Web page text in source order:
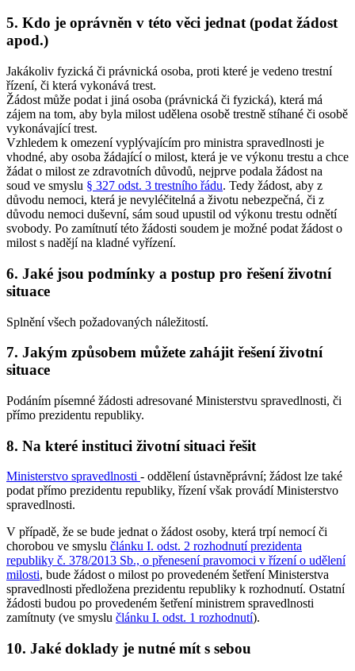
5. Kdo je oprávněn v této věci jednat (podat žádost
apod.)
Jakákoliv fyzická či právnická osoba, proti které je vedeno trestní
řízení, či která vykonává trest.
Žádost může podat i jiná osoba (právnická či fyzická), která má
zájem na tom, aby byla milost udělena osobě trestně stíhané či osobě
vykonávající trest.
Vzhledem k omezení vyplývajícím pro ministra spravedlnosti je
vhodné, aby osoba žádající o milost, která je ve výkonu trestu a chce
žádat o milost ze zdravotních důvodů, nejprve podala žádost na
soud ve smyslu § 327 odst. 3 trestního řádu. Tedy žádost, aby z
důvodu nemoci, která je nevyléčitelná a životu nebezpečná, či z
důvodu nemoci duševní, sám soud upustil od výkonu trestu odnětí
svobody. Po zamítnutí této žádosti soudem je možné podat žádost o
milost s nadějí na kladné vyřízení.
6. Jaké jsou podmínky a postup pro řešení životní
situace
Splnění všech požadovaných náležitostí.
7. Jakým způsobem můžete zahájit řešení životní
situace
Podáním písemné žádosti adresované Ministerstvu spravedlnosti, či
přímo prezidentu republiky.
8. Na které instituci životní situaci řešit
Ministerstvo spravedlnosti - oddělení ústavněprávní; žádost lze také
podat přímo prezidentu republiky, řízení však provádí Ministerstvo
spravedlnosti.
V případě, že se bude jednat o žádost osoby, která trpí nemocí či
chorobou ve smyslu článku I. odst. 2 rozhodnutí prezidenta
republiky č. 378/2013 Sb., o přenesení pravomoci v řízení o udělení
milosti, bude žádost o milost po provedeném šetření Ministerstva
spravedlnosti předložena prezidentu republiky k rozhodnutí. Ostatní
žádosti budou po provedeném šetření ministrem spravedlnosti
zamítnuty (ve smyslu článku I. odst. 1 rozhodnutí).
10. Jaké doklady je nutné mít s sebou